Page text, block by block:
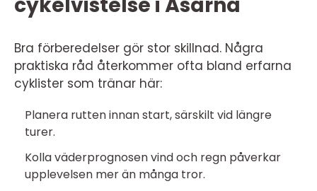
Bra förberedelser gör stor skillnad. Några
praktiska råd återkommer ofta bland erfarna
cyklister som tränar här:
Planera rutten innan start, särskilt vid längre
turer.
Kolla väderprognosen vind och regn påverkar
upplevelsen mer än många tror.